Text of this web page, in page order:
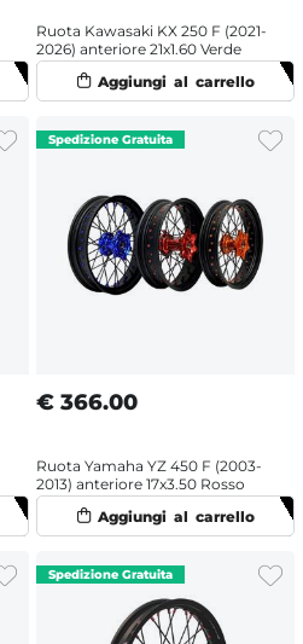
Ruota Kawasaki KX 250 F (2021-
2026) anteriore 21x1.60 Verde
€ 366.00
Ruota Yamaha YZ 450 F (2003-
2013) anteriore 17x3.50 Rosso